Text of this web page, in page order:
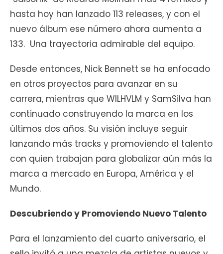
hasta hoy han lanzado 113 releases, y con el
nuevo álbum ese número ahora aumenta a
133. Una trayectoria admirable del equipo.
Desde entonces, Nick Bennett se ha enfocado
en otros proyectos para avanzar en su
carrera, mientras que WILHVLM y SamSilva han
continuado construyendo la marca en los
últimos dos años. Su visión incluye seguir
lanzando más tracks y promoviendo el talento
con quien trabajan para globalizar aún más la
marca a mercado en Europa, América y el
Mundo.
Descubriendo y Promoviendo Nuevo Talento
Para el lanzamiento del cuarto aniversario, el